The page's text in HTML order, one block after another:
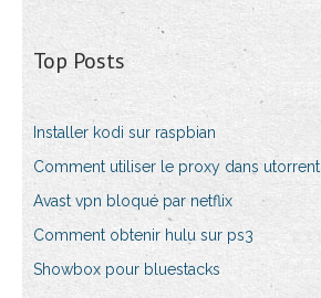
Top Posts
Installer kodi sur raspbian
Comment utiliser le proxy dans utorrent
Avast vpn bloqué par netflix
Comment obtenir hulu sur ps3
Showbox pour bluestacks